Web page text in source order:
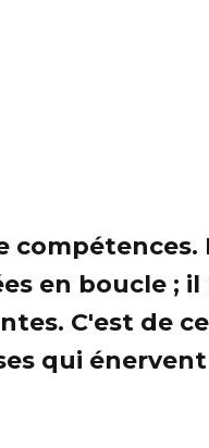
en boucle ; il
C'est de
qui